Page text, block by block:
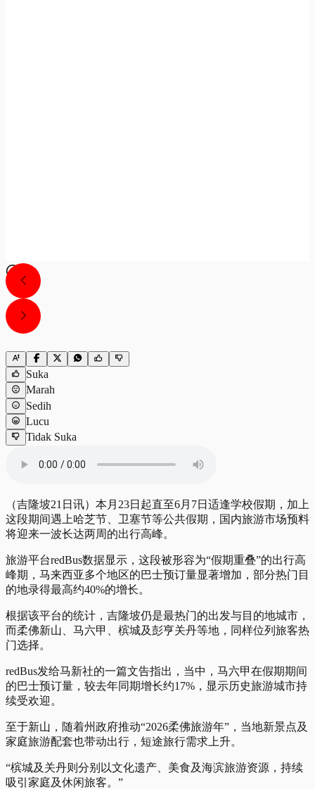
Suka
Marah
Sedih
Lucu
Tidak Suka
（吉隆坡21日讯）本月23日起直至6月7日适逢学校假期，加上
这段期间遇上哈芝节、卫塞节等公共假期，国内旅游市场预料
将迎来一波长达两周的出行高峰。
旅游平台redBus数据显示，这段被形容为“假期重叠”的出行高
峰期，马来西亚多个地区的巴士预订量显著增加，部分热门目
的地录得最高约40%的增长。
根据该平台的统计，吉隆坡仍是最热门的出发与目的地城市，
而柔佛新山、马六甲、槟城及彭亨关丹等地，同样位列旅客热
门选择。
redBus发给马新社的一篇文告指出，当中，马六甲在假期期间
的巴士预订量，较去年同期增长约17%，显示历史旅游城市持
续受欢迎。
至于新山，随着州政府推动“2026柔佛旅游年”，当地新景点及
家庭旅游配套也带动出行，短途旅行需求上升。
“槟城及关丹则分别以文化遗产、美食及海滨旅游资源，持续
吸引家庭及休闲旅客。”